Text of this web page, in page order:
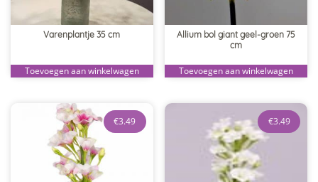
Varenplantje 35 cm
Toevoegen aan winkelwagen
Allium bol giant geel-groen 75
cm
Toevoegen aan winkelwagen
€3.49 €3.49